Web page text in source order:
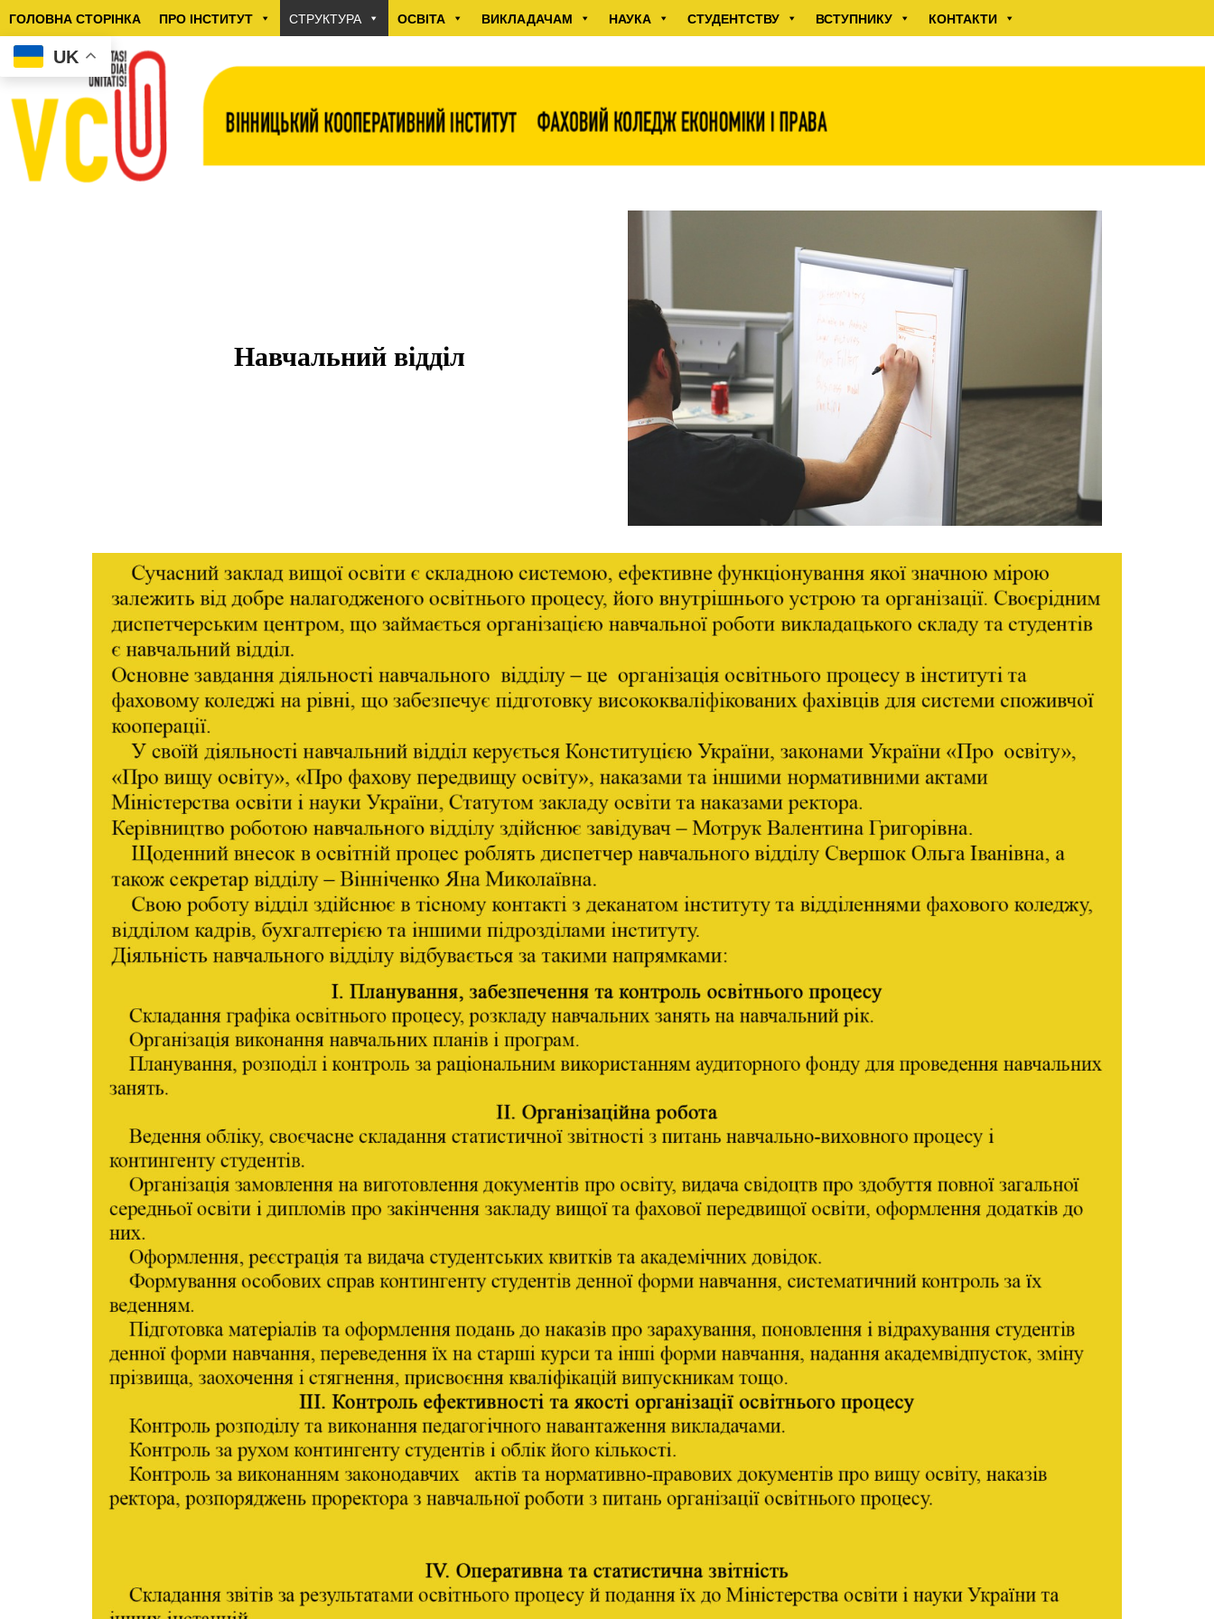
ГОЛОВНА СТОРІНКА ПРО ІНСТИТУТ СТРУКТУРА ОСВІТА ВИКЛАДАЧАМ НАУКА СТУДЕНТСТВУ ВСТУПНИКУ КОНТАКТИ
UK
Навчальний відділ